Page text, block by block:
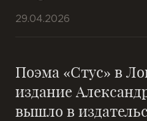
29.04.2026
Поэма «Стус» в
издание
вышло в